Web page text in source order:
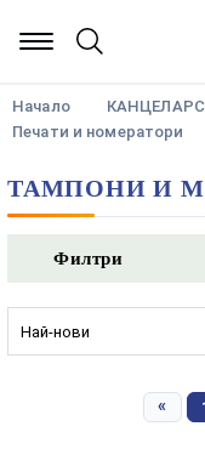
Начало
Печати и номератори
ТАМПОНИ И
Филтри
«